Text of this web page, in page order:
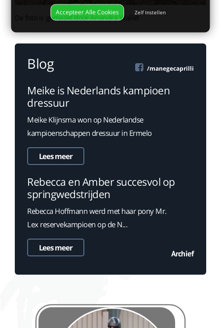
De foto is gemaakt door Anandra Wallet
Blog /manegecaprilli
Meike is Nederlands kampioen
dressuur
Meike Klijnsma won op Nederlandse
kampioenschappen dressuur in Ermelo
Lees meer
Rebecca en Amber succesvol op
springwedstrijden
Rebecca Hoffmann werd met haar pony Mr.
Lex reservekampioen op de N...
Lees meer
Archief
Accepteer Alle Cookies Zelf Instellen